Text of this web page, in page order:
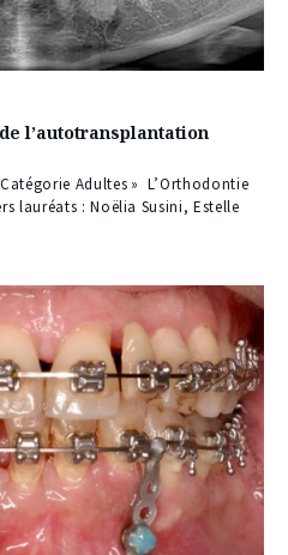
l’autotransplantation
Adultes » L’Orthodontie
lauréats : Noëlia Susini, Estelle